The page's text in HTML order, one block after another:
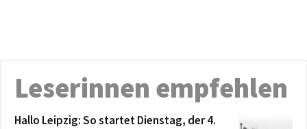
Leserinnen empfehlen
Hallo Leipzig: So startet Dienstag, der 4.